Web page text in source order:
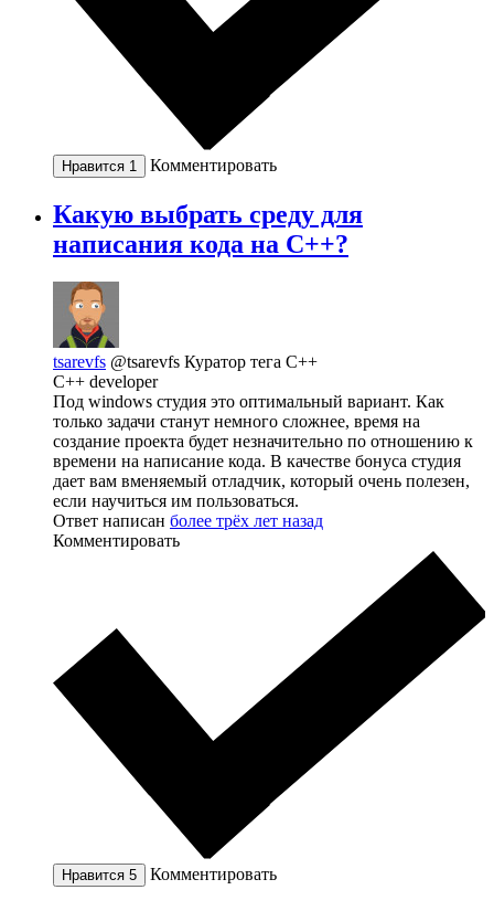
Нравится 1 Комментировать
Какую выбрать среду для
написания кода на С++?
tsarevfs @tsarevfs Куратор тега C++
C++ developer
Под windows студия это оптимальный вариант. Как
только задачи станут немного сложнее, время на
создание проекта будет незначительно по отношению к
времени на написание кода. В качестве бонуса студия
дает вам вменяемый отладчик, который очень полезен,
если научиться им пользоваться.
Ответ написан более трёх лет назад
Комментировать
Нравится 5 Комментировать